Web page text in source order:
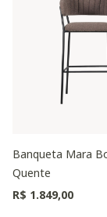
Banqueta Mara
Quente
R$ 1.849,00